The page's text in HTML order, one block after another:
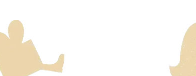
och frakten för dessa varor visas i kassan.